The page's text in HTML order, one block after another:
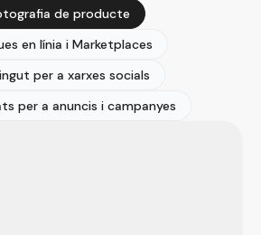
de producte
en línia i Marketplaces
per a xarxes socials
per a anuncis i campanyes